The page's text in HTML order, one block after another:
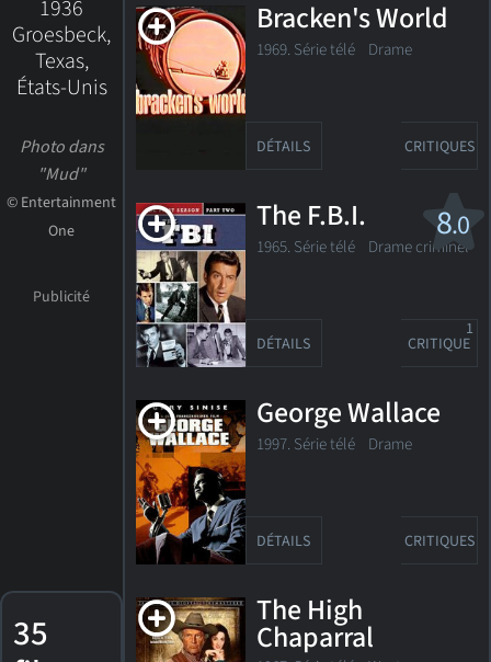
1936
Groesbeck,
Texas,
États-Unis
Photo dans
"Mud"
© Entertainment
One
35
Bracken's World
1969. Série télé Drame
DÉTAILS CRITIQUES
8.0
The F.B.I.
1965. Série télé Drame criminel
DÉTAILS CRITIQUE
1
George Wallace
1997. Série télé Drame
DÉTAILS CRITIQUES
The High
Chaparral